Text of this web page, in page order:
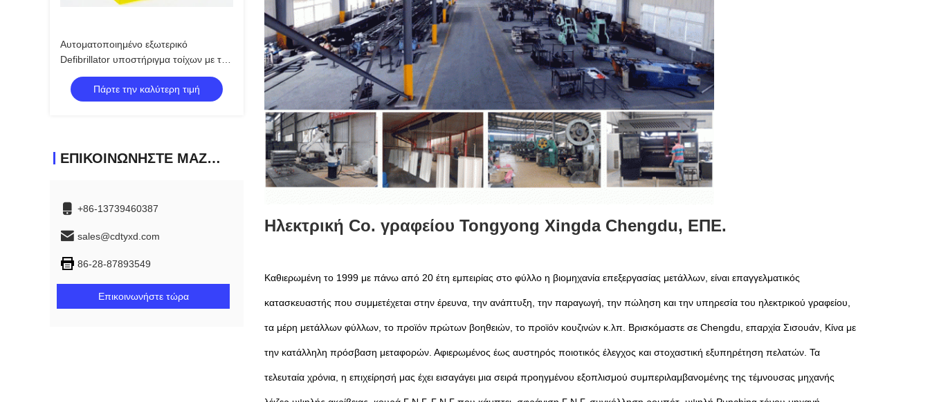
Αυτοματοποιημένο εξωτερικό
Defibrillator υποστήριγμα τοίχων με το
διευθετήσιμο λουρί καθορισμού
Πάρτε την καλύτερη τιμή
ΕΠΙΚΟΙΝΩΝΉΣΤΕ ΜΑΖΊ ΜΑΣ
+86-13739460387
sales@cdtyxd.com
86-28-87893549
Επικοινωνήστε τώρα
Ηλεκτρική Co. γραφείου Tongyong Xingda Chengdu, ΕΠΕ.
Καθιερωμένη το 1999 με πάνω από 20 έτη εμπειρίας στο φύλλο η βιομηχανία επεξεργασίας μετάλλων, είναι επαγγελματικός
κατασκευαστής που συμμετέχεται στην έρευνα, την ανάπτυξη, την παραγωγή, την πώληση και την υπηρεσία του ηλεκτρικού γραφείου,
τα μέρη μετάλλων φύλλων, το προϊόν πρώτων βοηθειών, το προϊόν κουζινών κ.λπ. Βρισκόμαστε σε Chengdu, επαρχία Σισουάν, Κίνα με
την κατάλληλη πρόσβαση μεταφορών. Αφιερωμένος έως αυστηρός ποιοτικός έλεγχος και στοχαστική εξυπηρέτηση πελατών. Τα
τελευταία χρόνια, η επιχείρησή μας έχει εισαγάγει μια σειρά προηγμένου εξοπλισμού συμπεριλαμβανομένης της τέμνουσας μηχανής